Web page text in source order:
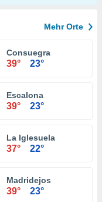
Mehr Orte
Consuegra
39° 23°
Escalona
39° 23°
La Iglesuela
37° 22°
Madridejos
39° 23°